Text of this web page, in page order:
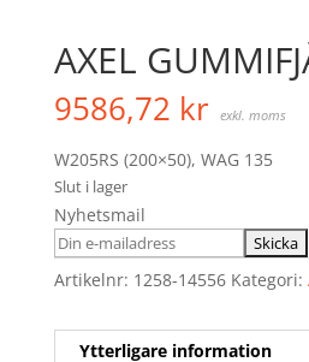
AXEL
9586,72 kr exkl. moms
W205RS (200×50), WAG 135
Slut i lager
Nyhetsmail
Artikelnr: 1258-14556 Kategori:
Ytterligare information